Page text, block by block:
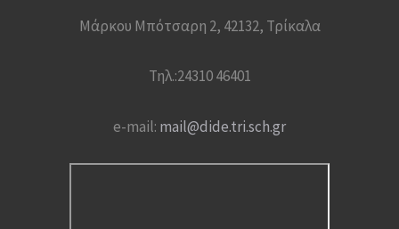
Μάρκου Μπότσαρη 2, 42132, Τρίκαλα
Τηλ.:24310 46401
e-mail: mail@dide.tri.sch.gr